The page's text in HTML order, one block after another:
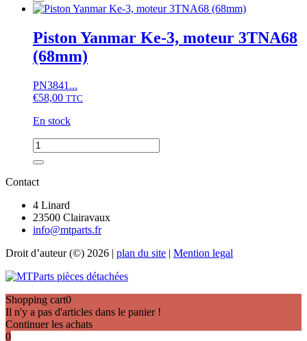
Bougie
préchauffage
Yanmar
AF,
F,
FB,
FF,
FX,
KE,
Moteur
2T72,
3T72,
3TNA68,...
Piston Yanmar Ke-3, moteur 3TNA68
(68mm)
PN3841...
€58,00 TTC
En stock
quantité
de
Piston
Yanmar
3,
moteur
3TNA68
Contact
4 Linard
23500 Clairavaux
info@mtparts.fr
Droit d’auteur (©) 2026 | plan du site | Mention legal
Shopping cart0
Il n'y a pas d'articles dans le panier !
Continuer les achats
0